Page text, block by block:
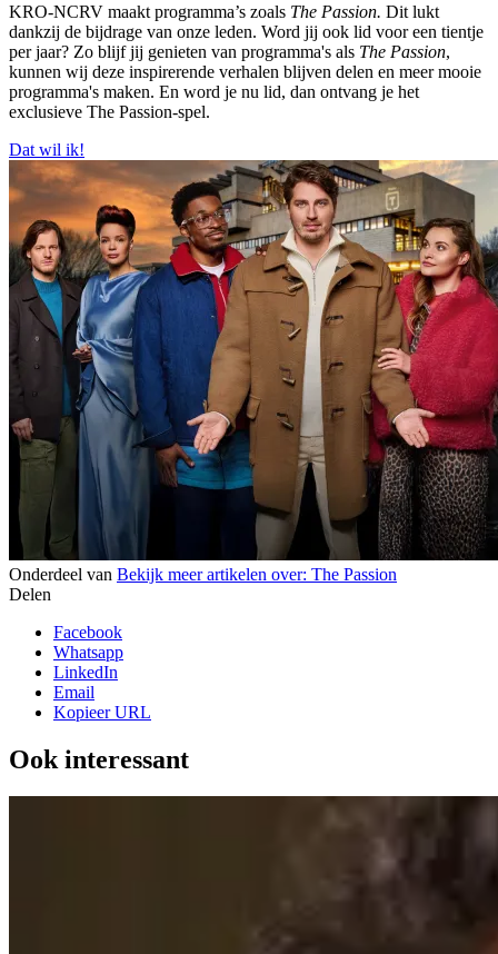
KRO-NCRV maakt programma’s zoals The Passion. Dit lukt
dankzij de bijdrage van onze leden. Word jij ook lid voor een tientje
per jaar? Zo blijf jij genieten van programma's als The Passion,
kunnen wij deze inspirerende verhalen blijven delen en meer mooie
programma's maken. En word je nu lid, dan ontvang je het
exclusieve The Passion-spel.
Dat wil ik!
Onderdeel van Bekijk meer artikelen over: The Passion
Delen
Facebook
Whatsapp
LinkedIn
Email
Kopieer URL
Ook interessant